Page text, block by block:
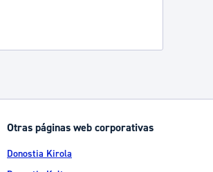
Otras páginas web corporativas
Donostia Kirola